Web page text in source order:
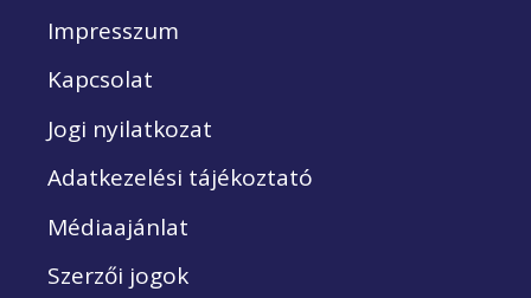
Impresszum
Kapcsolat
Jogi nyilatkozat
Adatkezelési tájékoztató
Médiaajánlat
Szerzői jogok